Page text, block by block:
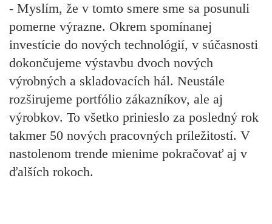
- Myslím, že v tomto smere sme sa posunuli
pomerne výrazne. Okrem spomínanej
investície do nových technológií, v súčasnosti
dokončujeme výstavbu dvoch nových
výrobných a skladovacích hál. Neustále
rozširujeme portfólio zákazníkov, ale aj
výrobkov. To všetko prinieslo za posledný rok
takmer 50 nových pracovných príležitostí. V
nastolenom trende mienime pokračovať aj v
ďalších rokoch.